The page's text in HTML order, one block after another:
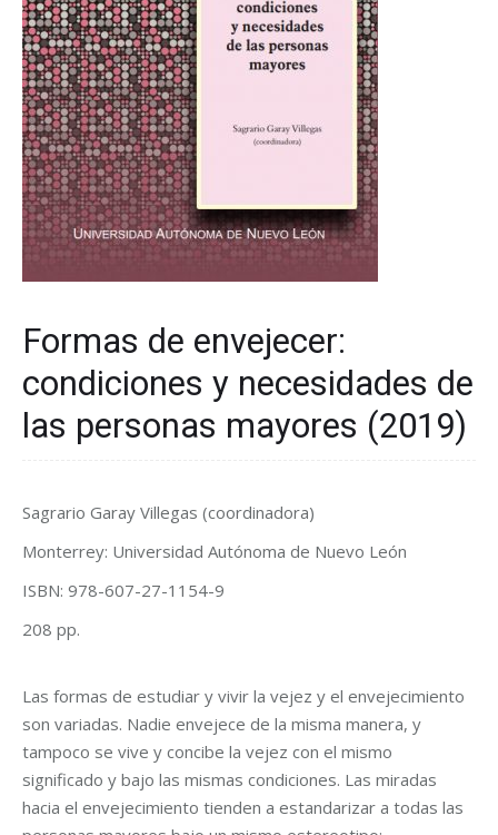
Formas de envejecer:
condiciones y necesidades de
las personas mayores (2019)
Sagrario Garay Villegas (coordinadora)
Monterrey: Universidad Autónoma de Nuevo León
ISBN: 978-607-27-1154-9
208 pp.
Las formas de estudiar y vivir la vejez y el envejecimiento
son variadas. Nadie envejece de la misma manera, y
tampoco se vive y concibe la vejez con el mismo
significado y bajo las mismas condiciones. Las miradas
hacia el envejecimiento tienden a estandarizar a todas las